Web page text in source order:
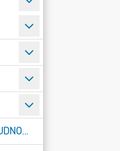
NARODOWY SPIS POWSZECHNY LUDNOŚCI I MIESZKAŃ W 2021